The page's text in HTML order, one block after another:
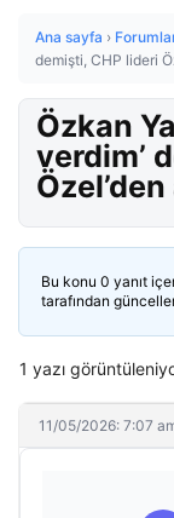
Ana sayfa ›
demişti, CHP lideri
Özkan
verdim’
Bu konu 0 yanıt
tarafından
1 yazı
11/05/2026: 7:07